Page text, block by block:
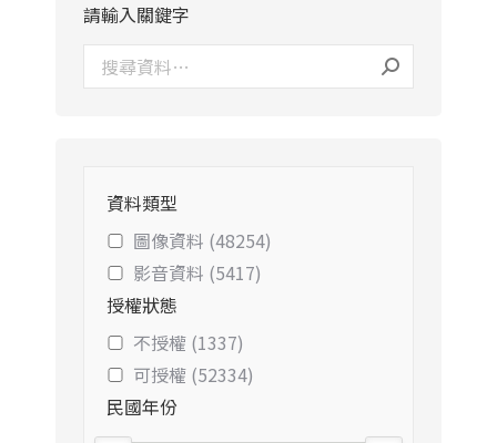
請輸入關鍵字
資料類型
圖像資料 (48254)
影音資料 (5417)
授權狀態
不授權 (1337)
可授權 (52334)
民國年份